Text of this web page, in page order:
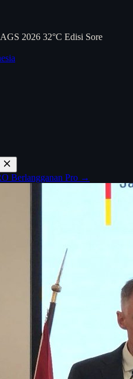
2026 32°C Edisi Sore
Berlangganan Pro →